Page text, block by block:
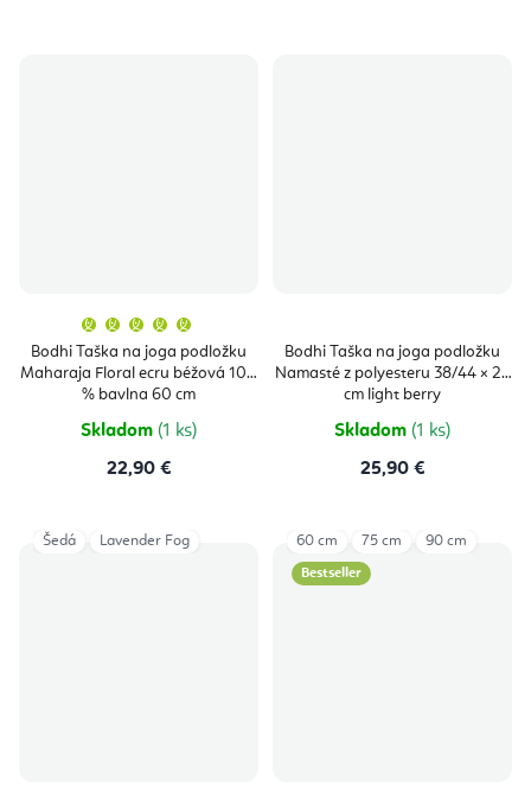
Bodhi Taška na joga podložku
Maharaja Floral ecru béžová 100
% bavlna 60 cm
produktu
je
5,0
Skladom (1 ks)
22,90 €
Bodhi Taška na joga podložku
Namasté z polyesteru 38/44 × 29
cm light berry
Skladom (1 ks)
25,90 €
Šedá Lavender Fog
Bestseller
60 cm 75 cm 90 cm